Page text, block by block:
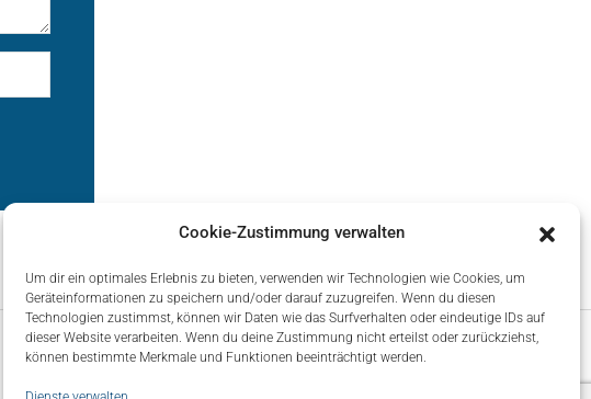
Cookie-Zustimmung verwalten
Um dir ein optimales Erlebnis zu bieten, verwenden wir Technologien wie Cookies, um
Geräteinformationen zu speichern und/oder darauf zuzugreifen. Wenn du diesen
Technologien zustimmst, können wir Daten wie das Surfverhalten oder eindeutige IDs auf
dieser Website verarbeiten. Wenn du deine Zustimmung nicht erteilst oder zurückziehst,
können bestimmte Merkmale und Funktionen beeinträchtigt werden.